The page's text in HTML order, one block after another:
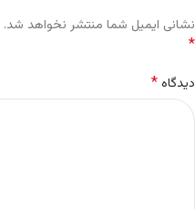
نشانی ایمیل شما منتشر نخواهد شد.
*
دیدگاه*